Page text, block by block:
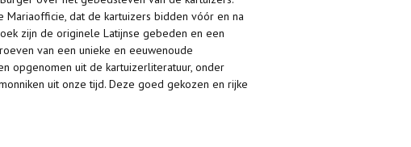
dat de kartuizers bidden vóór en na
zijn de originele Latijnse gebeden en een
van een unieke en eeuwenoude
opgenomen uit de kartuizerliteratuur, onder
uit onze tijd. Deze goed gekozen en rijke